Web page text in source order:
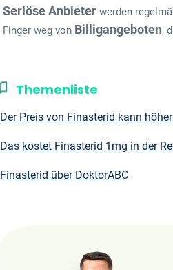
Seriöse Anbieter werden
Finger weg von Billigangeboten,
Themenliste
Der Preis von Finasterid kann
Das kostet Finasterid 1mg in der
Finasterid über DoktorABC